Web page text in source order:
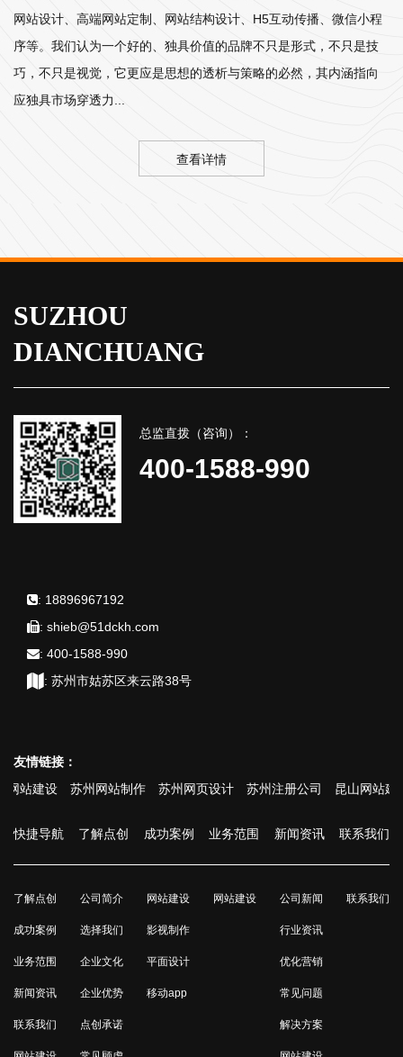
网站设计、高端网站定制、网站结构设计、H5互动传播、微信小程
序等。我们认为一个好的、独具价值的品牌不只是形式，不只是技
巧，不只是视觉，它更应是思想的透析与策略的必然，其内涵指向
应独具市场穿透力...
查看详情
SUZHOU
DIANCHUANG
总监直拨（咨询）：
400-1588-990
: 18896967192
: shieb@51dckh.com
: 400-1588-990
: 苏州市姑苏区来云路38号
友情链接：
建设
苏州网站制作 苏州网页设计 苏州注册公司 昆山网站建设
快捷导航 了解点创 成功案例 业务范围 新闻资讯 联系我们
了解点创
成功案例
业务范围
新闻资讯
联系我们
公司简介
选择我们
企业文化
企业优势
点创承诺
网站建设
影视制作
平面设计
移动app
网站建设 公司新闻
行业资讯
优化营销
常见问题
解决方案
联系我们